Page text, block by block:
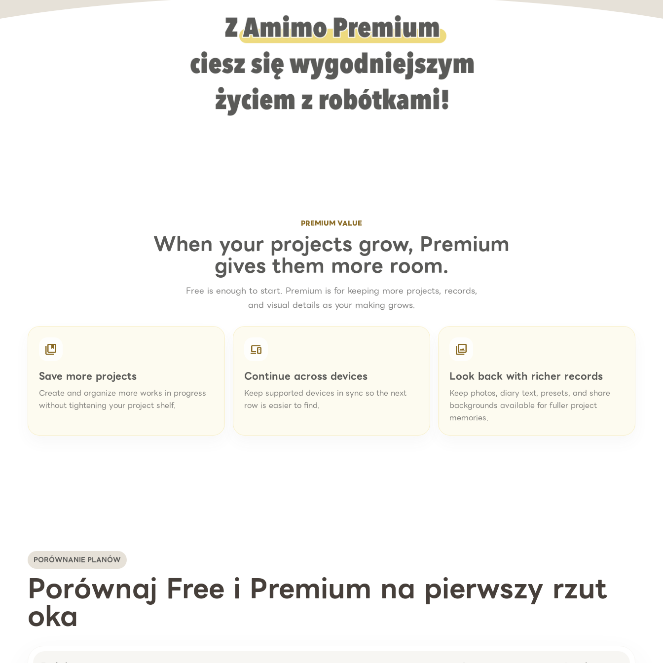
PREMIUM VALUE
When your projects grow, Premium
gives them more room.
Free is enough to start. Premium is for keeping more projects, records,
and visual details as your making grows.
collections_bookmark
Save more projects
Create and organize more works in progress
without tightening your project shelf.
devices
Continue across devices
Keep supported devices in sync so the next
row is easier to find.
photo_library
Look back with richer records
Keep photos, diary text, presets, and share
backgrounds available for fuller project
memories.
PORÓWNANIE PLANÓW
Porównaj Free i Premium na pierwszy rzut
oka